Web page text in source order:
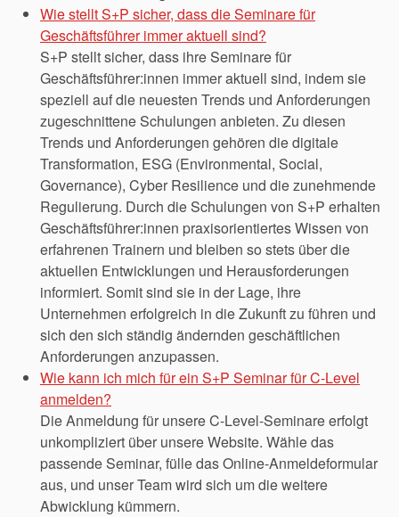
Wie stellt S+P sicher, dass die Seminare für
Geschäftsführer immer aktuell sind?
S+P stellt sicher, dass ihre Seminare für
Geschäftsführer:innen immer aktuell sind, indem sie
speziell auf die neuesten Trends und Anforderungen
zugeschnittene Schulungen anbieten. Zu diesen
Trends und Anforderungen gehören die digitale
Transformation, ESG (Environmental, Social,
Governance), Cyber Resilience und die zunehmende
Regulierung. Durch die Schulungen von S+P erhalten
Geschäftsführer:innen praxisorientiertes Wissen von
erfahrenen Trainern und bleiben so stets über die
aktuellen Entwicklungen und Herausforderungen
informiert. Somit sind sie in der Lage, ihre
Unternehmen erfolgreich in die Zukunft zu führen und
sich den sich ständig ändernden geschäftlichen
Anforderungen anzupassen.
Wie kann ich mich für ein S+P Seminar für C-Level
anmelden?
Die Anmeldung für unsere C-Level-Seminare erfolgt
unkompliziert über unsere Website. Wähle das
passende Seminar, fülle das Online-Anmeldeformular
aus, und unser Team wird sich um die weitere
Abwicklung kümmern.